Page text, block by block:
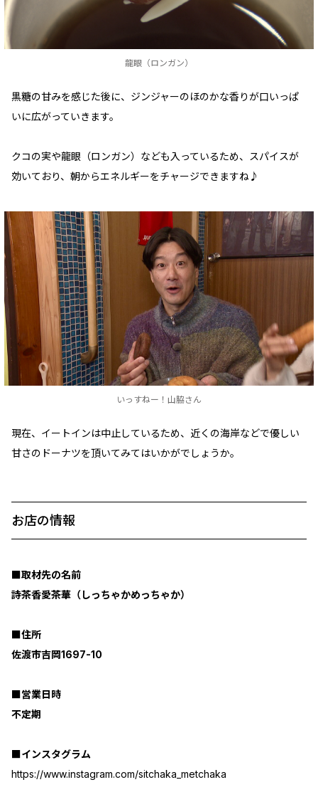
龍眼（ロンガン）
黒糖の甘みを感じた後に、ジンジャーのほのかな香りが口いっぱ
いに広がっていきます。
クコの実や龍眼（ロンガン）なども入っているため、スパイスが
効いており、朝からエネルギーをチャージできますね♪
いっすねー！山脇さん
現在、イートインは中止しているため、近くの海岸などで優しい
甘さのドーナツを頂いてみてはいかがでしょうか。
お店の情報
■取材先の名前
詩茶香愛茶華（しっちゃかめっちゃか）
■住所
佐渡市吉岡1697-10
■営業日時
不定期
■インスタグラム
https://www.instagram.com/sitchaka_metchaka